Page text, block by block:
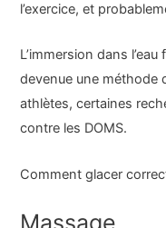
l’exercice, et
L’immersion dans
devenue une méthode
athlètes, certaines
contre les DOMS.
Comment glacer